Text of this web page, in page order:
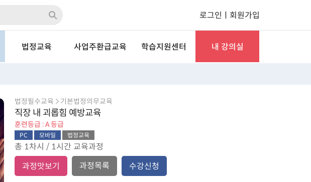
로그인 ㅣ 회원가입
법정교육 사업주환급교육 학습지원센터 내 강의실
경비교육
테스트과정
관리감독자 ZOOM
심사중인과정
중소기업인재키움
세컨라이프레터
법정필수교육  기본법정의무교육
직장 내 괴롭힘 예방교육
훈련등급 : A 등급
PC 모바일 법정교육
총 1차시 / 1시간 교육과정
과정맛보기
과정목록 수강신청